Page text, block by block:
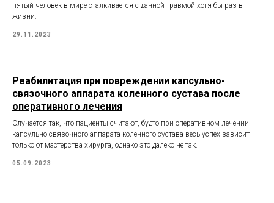
пятый человек в мире сталкивается с данной травмой хотя бы раз в
жизни.
29.11.2023
Реабилитация при повреждении капсульно-
связочного аппарата коленного сустава после
оперативного лечения
Случается так, что пациенты считают, будто при оперативном лечении
капсульно-связочного аппарата коленного сустава весь успех зависит
только от мастерства хирурга, однако это далеко не так.
05.09.2023